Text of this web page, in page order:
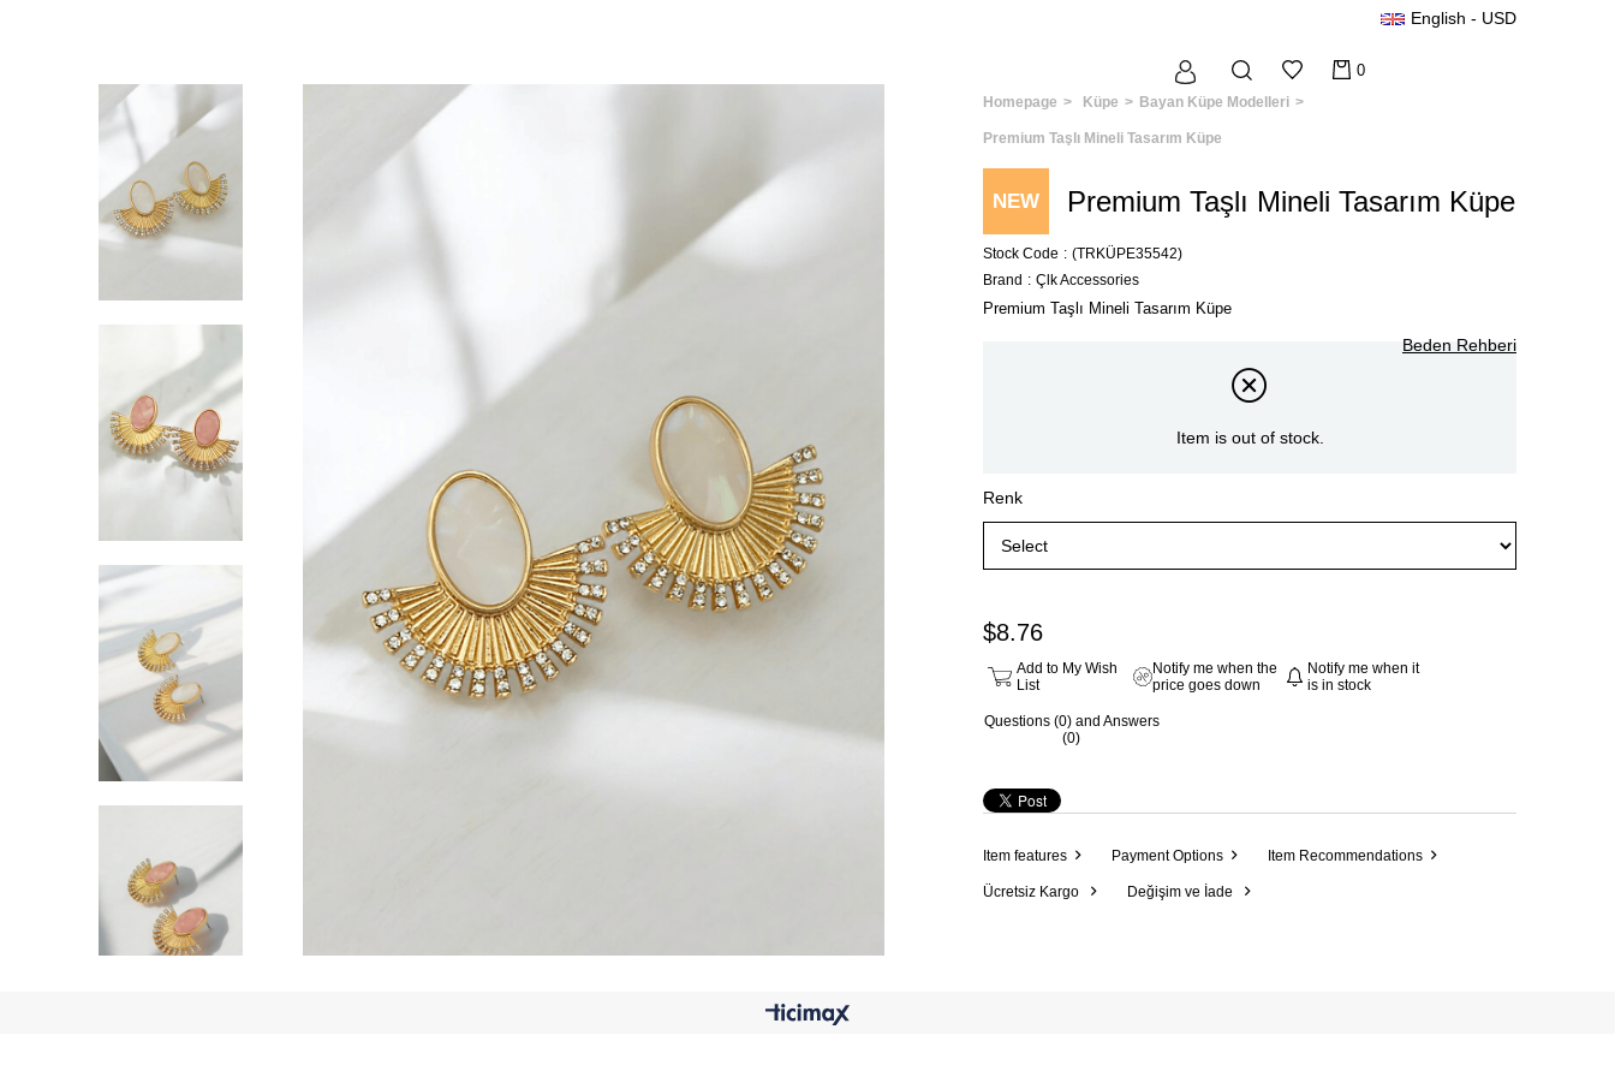
English - USD
0
Homepage Küpe Bayan Küpe Modelleri
Premium Taşlı Mineli Tasarım Küpe
NEW Premium Taşlı Mineli Tasarım Küpe
Stock Code
(TRKÜPE35542)
Brand : Çlk Accessories
Premium Taşlı Mineli Tasarım Küpe
Beden Rehberi
Item is out of stock.
Renk
$8.76
Add to My Wish
List
Notify me when the
price goes down
Notify me when it
is in stock
Questions (0) and Answers
(0)
Item features Payment Options Item Recommendations
Ücretsiz Kargo Değişim ve İade